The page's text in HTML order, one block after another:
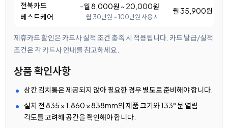
전북카드
베스트케어
-월 8,000원 ~ 20,000원
월 30만원 ~ 100만원 사용 시
월 35,900원 ~
제휴카드 할인은 카드사 실적 조건 충족 시 적용됩니다. 카드 발급/실적
조건은 각 카드사 안내를 참고하세요.
상품 확인사항
상칸 김치통은 제공되지 않아 필요한 경우 별도로 준비해야 합니다.
설치 전 835 × 1,860 × 838mm의 제품 크기와 133° 문 열림
각도를 고려해 공간을 확인해야 합니다.